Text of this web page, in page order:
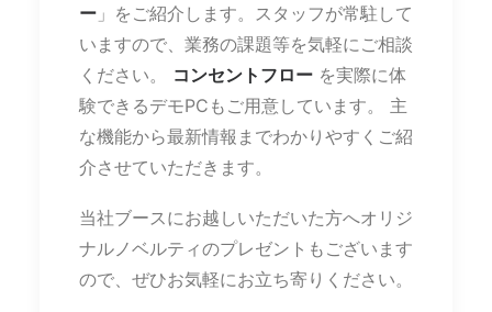
ー 」をご紹介します。スタッフが常駐して
いますので、業務の課題等を気軽にご相談
ください。 コンセントフロー を実際に体
験できるデモPCもご用意しています。 主
な機能から最新情報までわかりやすくご紹
介させていただきます。
当社ブースにお越しいただいた方へオリジ
ナルノベルティのプレゼントもございます
ので、ぜひお気軽にお立ち寄りください。